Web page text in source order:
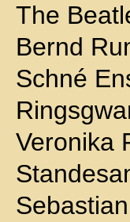
The
Bernd
Schné
Veronika